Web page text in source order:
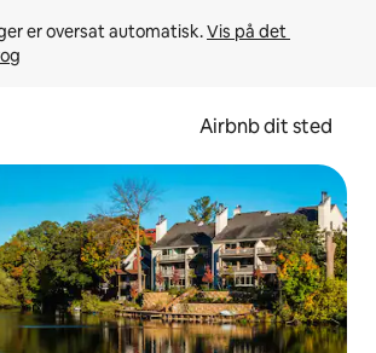
er oversat automatisk. Vis på det
Airbnb dit sted